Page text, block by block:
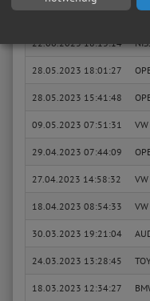
22.06.2023 18:13:14
28.05.2023 18:01:27
28.05.2023 15:41:48
09.05.2023 07:51:31 VW
29.04.2023 07:44:09
27.04.2023 14:58:32 VW
18.04.2023 08:54:33 VW
30.03.2023 19:21:04
24.03.2023 13:28:45
18.03.2023 12:34:27